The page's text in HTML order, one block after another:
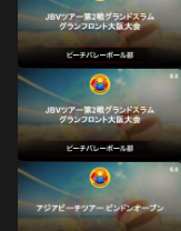
関連
ビーチバレーボール
ビー
関連動画